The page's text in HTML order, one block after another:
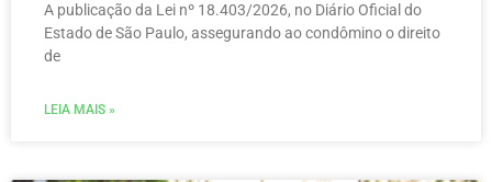
A publicação da Lei nº 18.403/2026, no Diário Oficial do
Estado de São Paulo, assegurando ao condômino o direito
de
LEIA MAIS »